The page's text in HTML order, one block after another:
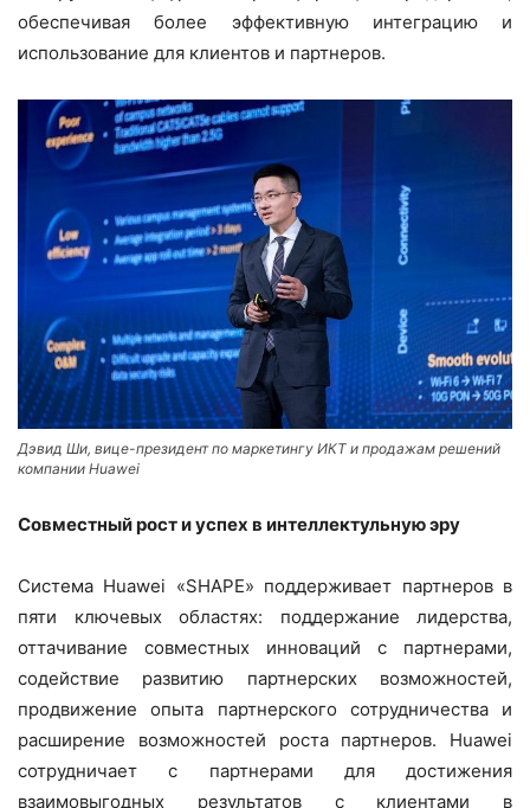
обеспечивая более эффективную интеграцию и
использование для клиентов и партнеров.
Дэвид Ши, вице-президент по маркетингу ИКТ и продажам решений
компании Huawei
Совместный рост и успех в интеллектульную эру
Система Huawei «SHAPE» поддерживает партнеров в
пяти ключевых областях: поддержание лидерства,
оттачивание совместных инноваций с партнерами,
содействие развитию партнерских возможностей,
продвижение опыта партнерского сотрудничества и
расширение возможностей роста партнеров. Huawei
сотрудничает с партнерами для достижения
взаимовыгодных результатов с клиентами в